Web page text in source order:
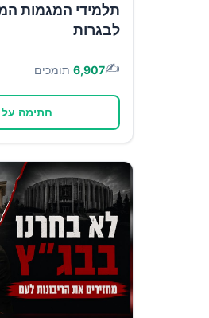
תלמידי המגמות
לבגרות
✍️
6,907 תומכים
חתימה